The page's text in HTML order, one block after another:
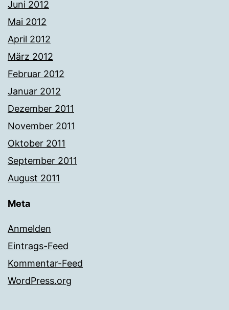
Juni 2012
Mai 2012
April 2012
März 2012
Februar 2012
Januar 2012
Dezember 2011
November 2011
Oktober 2011
September 2011
August 2011
Meta
Anmelden
Eintrags-Feed
Kommentar-Feed
WordPress.org